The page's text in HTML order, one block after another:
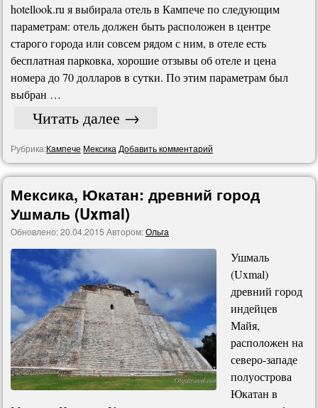
hotellook.ru я выбирала отель в Кампече по следующим
параметрам: отель должен быть расположен в центре
старого города или совсем рядом с ним, в отеле есть
бесплатная парковка, хорошие отзывы об отеле и цена
номера до 70 долларов в сутки. По этим параметрам был
выбран …
Читать далее →
Рубрика:Кампече Мексика Добавить комментарий
Мексика, Юкатан: древний город
Ушмаль (Uxmal)
Обновлено:20.04.2015 Автором:Ольга
Ушмаль
(Uxmal)
древний город
индейцев
Майя,
расположен на
северо-западе
полуострова
Юкатан в